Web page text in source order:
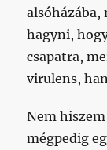
alsóházába,
hagyni,
csapatra,
virulens,
Nem
mégpedig